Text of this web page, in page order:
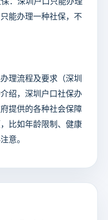
能办理一种社保，不
理流程及要求（深圳
绍，深圳户口社保办
提供的各种社会保障
比如年龄限制、健康
意。